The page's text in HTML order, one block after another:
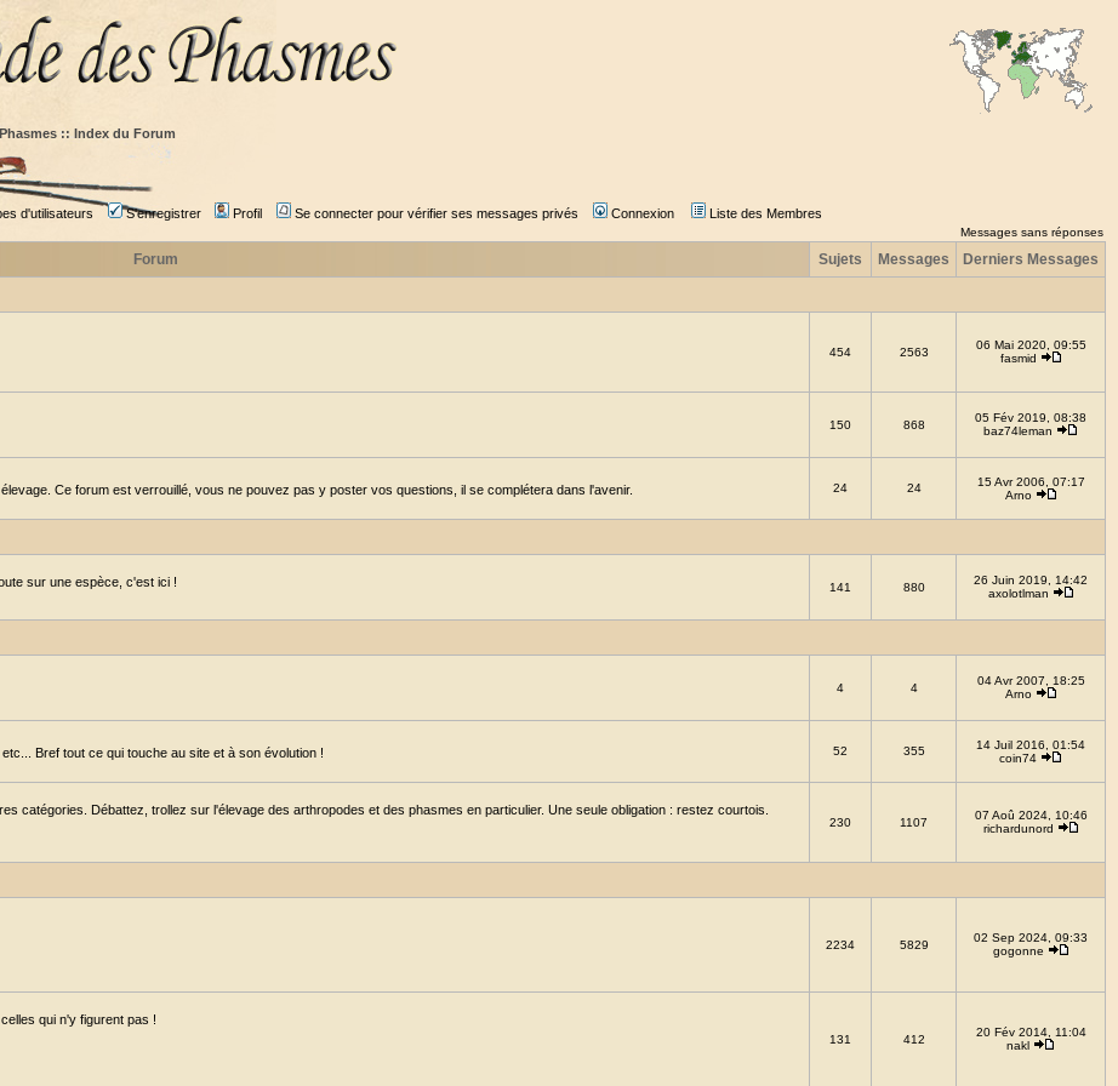
:: Index du Forum
d'utilisateurs S'enregistrer Profil Se connecter pour vérifier ses messages privés Connexion Liste des Membres
Messages sans réponses
Forum Sujets Messages Derniers Messages
454 2563
06 Mai 2020, 09:55
fasmid
150 868
05 Fév 2019, 08:38
baz74leman
Ce forum est verrouillé, vous ne pouvez pas y poster vos questions, il se complétera dans l'avenir. 24 24
15 Avr 2006, 07:17
Arno
sur une espèce, c'est ici ! 141 880
26 Juin 2019, 14:42
axolotlman
4 4
04 Avr 2007, 18:25
Arno
Bref tout ce qui touche au site et à son évolution ! 52 355
14 Juil 2016, 01:54
coin74
catégories. Débattez, trollez sur l'élevage des arthropodes et des phasmes en particulier. Une seule obligation : restez courtois.
230 1107
07 Aoû 2024, 10:46
richardunord
2234 5829
02 Sep 2024, 09:33
gogonne
qui n'y figurent pas !
131 412
20 Fév 2014, 11:04
nakl